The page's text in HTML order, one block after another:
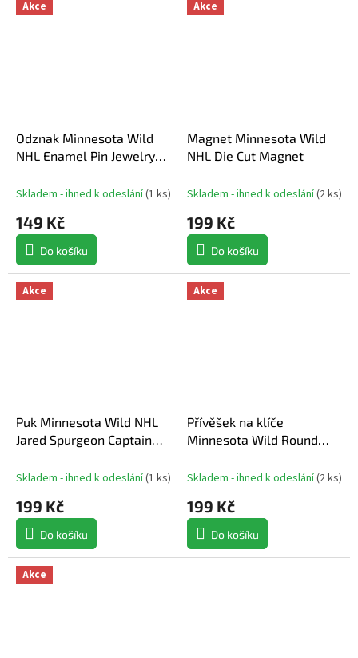
Akce
Odznak Minnesota Wild
NHL Enamel Pin Jewelry
Skladem - ihned k odeslání(1 ks)
149 Kč
Do košíku
Akce
Magnet Minnesota Wild
NHL Die Cut Magnet
Skladem - ihned k odeslání(2 ks)
199 Kč
Do košíku
Akce
Puk Minnesota Wild NHL
Jared Spurgeon Captain
Skladem - ihned k odeslání(1 ks)
199 Kč
Do košíku
Akce
Přívěšek na klíče
Minnesota Wild Round
Key Ring
Skladem - ihned k odeslání(2 ks)
199 Kč
Do košíku
Akce